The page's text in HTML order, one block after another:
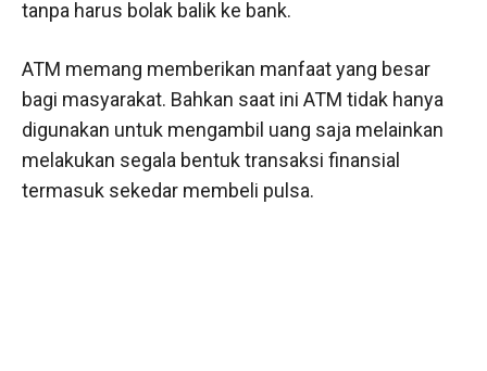
tanpa harus bolak balik ke bank.
ATM memang memberikan manfaat yang besar
bagi masyarakat. Bahkan saat ini ATM tidak hanya
digunakan untuk mengambil uang saja melainkan
melakukan segala bentuk transaksi finansial
termasuk sekedar membeli pulsa.